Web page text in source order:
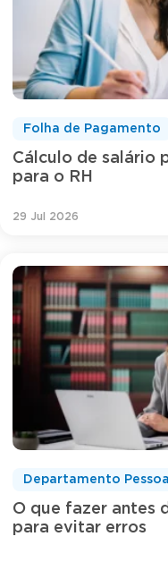
Cálculo de salário
para o RH
Folha de Pagamento
29 Jul 2026
O que fazer antes
para evitar erros
Departamento Pessoal